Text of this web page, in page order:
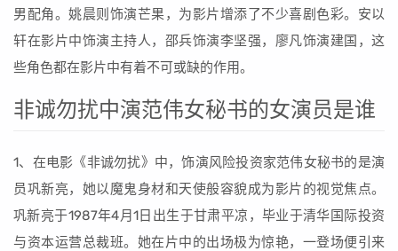
男配角。姚晨则饰演芒果，为影片增添了不少喜剧色彩。安以
轩在影片中饰演主持人，邵兵饰演李坚强，廖凡饰演建国，这
些角色都在影片中有着不可或缺的作用。
非诚勿扰中演范伟女秘书的女演员是谁
1、在电影《非诚勿扰》中，饰演风险投资家范伟女秘书的是演
员巩新亮，她以魔鬼身材和天使般容貌成为影片的视觉焦点。
巩新亮于1987年4月1日出生于甘肃平凉，毕业于清华国际投资
与资本运营总裁班。她在片中的出场极为惊艳，一登场便引来